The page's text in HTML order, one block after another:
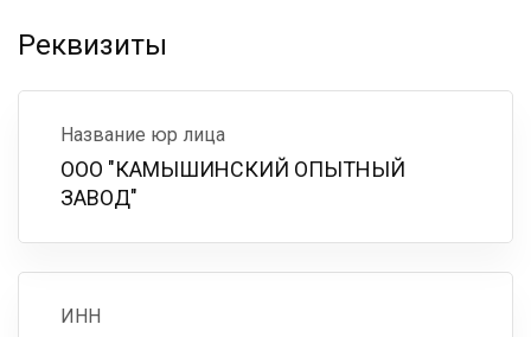
Реквизиты
Название юр лица
ООО "КАМЫШИНСКИЙ ОПЫТНЫЙ
ЗАВОД"
ИНН